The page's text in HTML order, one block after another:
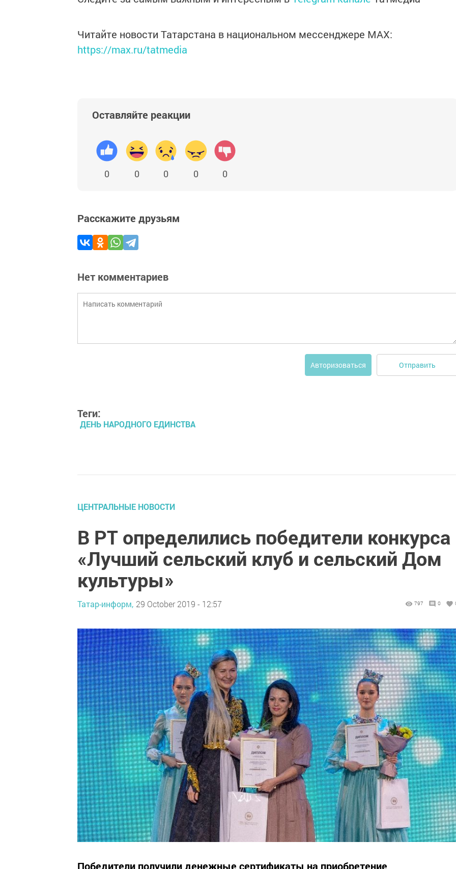
Читайте новости Татарстана в национальном мессенджере MАХ:
https://max.ru/tatmedia
Оставляйте реакции
0 0 0 0 0
Расскажите друзьям
Нет комментариев
Авторизоваться Отправить
Теги:
ДЕНЬ НАРОДНОГО ЕДИНСТВА
ЦЕНТРАЛЬНЫЕ НОВОСТИ
В РТ определились победители конкурса
«Лучший сельский клуб и сельский Дом
культуры»
Татар-информ, 29 October 2019 - 12:57 797 0
Победители получили денежные сертификаты на приобретение